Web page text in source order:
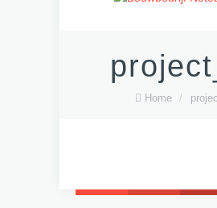
Home /